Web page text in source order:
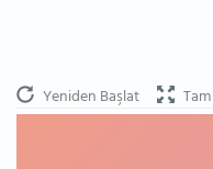
Yeniden Başlat